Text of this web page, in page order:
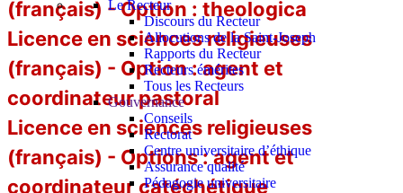
Le Recteur
Discours du Recteur
Allocutions de la Saint-Joseph
Rapports du Recteur
Recteurs émérites
Tous les Recteurs
Gouvernance
Conseils
Rectorat
Centre universitaire d’éthique
Assurance qualité
Pédagogie universitaire
(français) - Option : theologica
Licence en sciences religieuses
(français) - Option : agent et
coordinateur pastoral
Licence en sciences religieuses
(français) - Options : agent et
coordinateur catéchétique